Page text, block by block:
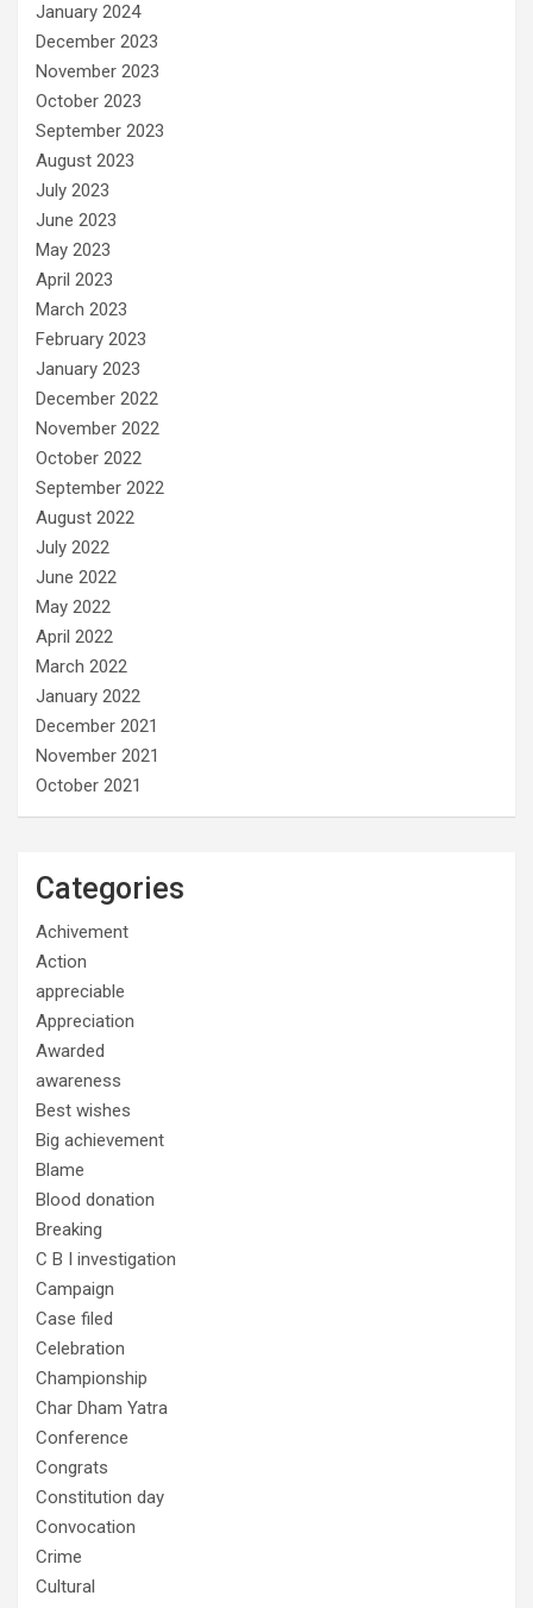
January 2024
December 2023
November 2023
October 2023
September 2023
August 2023
July 2023
June 2023
May 2023
April 2023
March 2023
February 2023
January 2023
December 2022
November 2022
October 2022
September 2022
August 2022
July 2022
June 2022
May 2022
April 2022
March 2022
January 2022
December 2021
November 2021
October 2021
Categories
Achivement
Action
appreciable
Appreciation
Awarded
awareness
Best wishes
Big achievement
Blame
Blood donation
Breaking
C B I investigation
Campaign
Case filed
Celebration
Championship
Char Dham Yatra
Conference
Congrats
Constitution day
Convocation
Crime
Cultural